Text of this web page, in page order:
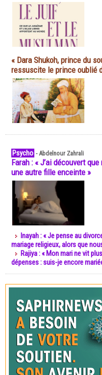
« Dara Shukoh, prince du
ressuscite le prince oublié
Psycho -Abdelnour Zahrali
Farah : « J’ai découvert
une autre fille enceinte »
Inayah : « Je pense au
mariage religieux, alors que
Rajiya : « Mon mari ne vit
dépenses : suis-je encore